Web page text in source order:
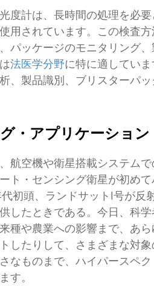
度計は、長時間の処理を必
用されています。この検査
パッケージのモニタリング、
法医学分野に特に適してい
、製品識別、ブリスターパッ
・アプリケーション
航空機や衛星搭載システム
ト・センシング衛星が初め
初頭、ランドサットI号が反
したときである。今日、科
種や農業への影響まで、あ
したりして、さまざまな対
なものまで、ハイパースペ
す。